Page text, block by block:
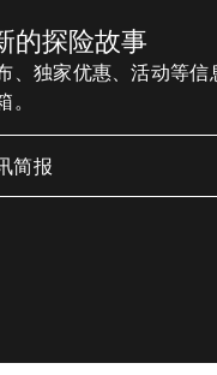
的探险故事
、独家优惠、活动等